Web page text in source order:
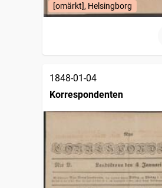
[omärkt], Helsingborg
1848-01-04
Korrespondenten